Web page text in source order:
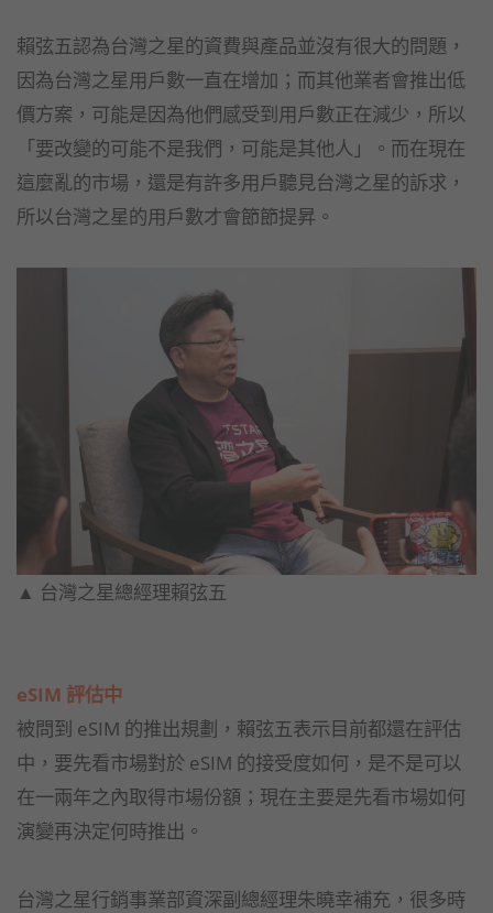
賴弦五認為台灣之星的資費與產品並沒有很大的問題，
因為台灣之星用戶數一直在增加；而其他業者會推出低
價方案，可能是因為他們感受到用戶數正在減少，所以
「要改變的可能不是我們，可能是其他人」。而在現在
這麼亂的市場，還是有許多用戶聽見台灣之星的訴求，
所以台灣之星的用戶數才會節節提昇。
▲ 台灣之星總經理賴弦五
eSIM 評估中
被問到 eSIM 的推出規劃，賴弦五表示目前都還在評估
中，要先看市場對於 eSIM 的接受度如何，是不是可以
在一兩年之內取得市場份額；現在主要是先看市場如何
演變再決定何時推出。
台灣之星行銷事業部資深副總經理朱曉幸補充，很多時